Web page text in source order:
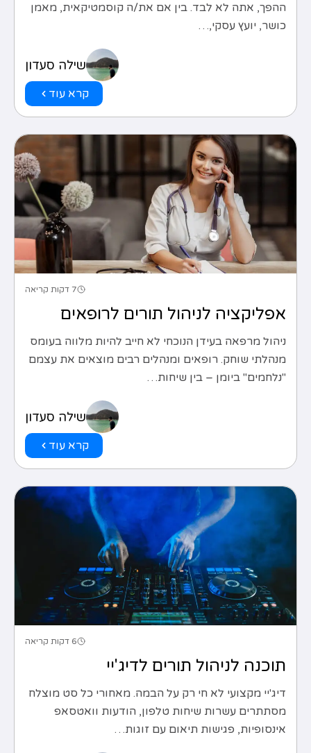
ההפך, אתה לא לבד. בין אם את/ה קוסמטיקאית, מאמן
כושר, יועץ עסקי,…
קרא עוד
שילה סעדון
7 דקות קריאה
אפליקציה לניהול תורים לרופאים
ניהול מרפאה בעידן הנוכחי לא חייב להיות מלווה בעומס
מנהלתי שוחק. רופאים ומנהלים רבים מוצאים את עצמם
"נלחמים" ביומן – בין שיחות…
קרא עוד
שילה סעדון
6 דקות קריאה
תוכנה לניהול תורים לדיג'יי
דיג'יי מקצועי לא חי רק על הבמה. מאחורי כל סט מוצלח
מסתתרים עשרות שיחות טלפון, הודעות וואטסאפ
אינסופיות, פגישות תיאום עם זוגות…